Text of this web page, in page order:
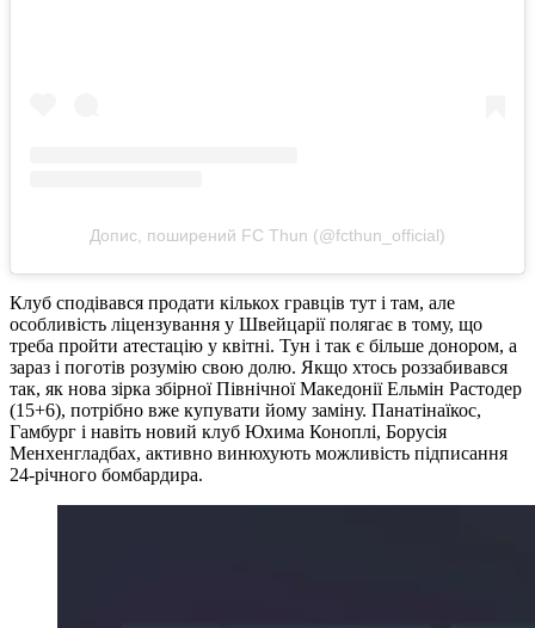
Допис, поширений FC Thun (@fcthun_official)
Клуб сподівався продати кількох гравців тут і там, але
особливість ліцензування у Швейцарії полягає в тому, що
треба пройти атестацію у квітні. Тун і так є більше донором, а
зараз і поготів розумію свою долю. Якщо хтось роззабивався
так, як нова зірка збірної Північної Македонії Ельмін Растодер
(15+6), потрібно вже купувати йому заміну. Панатінаїкос,
Гамбург і навіть новий клуб Юхима Коноплі, Борусія
Менхенгладбах, активно винюхують можливість підписання
24-річного бомбардира.